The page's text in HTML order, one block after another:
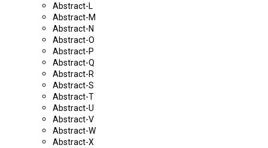
Abstract-L
Abstract-M
Abstract-N
Abstract-O
Abstract-P
Abstract-Q
Abstract-R
Abstract-S
Abstract-T
Abstract-U
Abstract-V
Abstract-W
Abstract-X